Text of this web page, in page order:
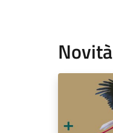
Novità